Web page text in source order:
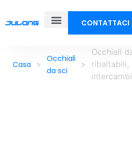
CONTATTACI
Casa >
Occhiali
da sci
>
Occhiali
ribaltabili,